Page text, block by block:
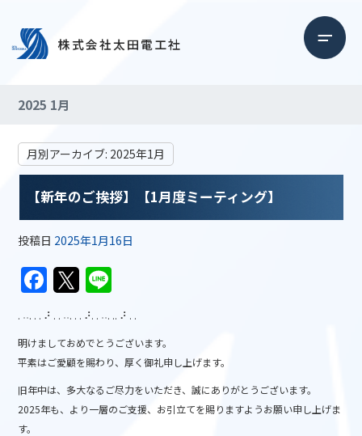
2025 1月
月別アーカイブ: 2025年1月
【新年のご挨拶】【1月度ミーティング】
投稿日 2025年1月16日
F
a
c
e
b
o
T
w
itt
er
n
e
. ˒˒. . . ⠜ . . ˒˒. . . ⠜. . ˒˒. .. ⠜ . .
明けましておめでとうございます。
平素はご愛顧を賜わり、厚く御礼申し上げます。
旧年中は、多大なるご尽力をいただき、誠にありがとうございます。
2025年も、より一層のご支援、お引立てを賜りますようお願い申し上げま
す。